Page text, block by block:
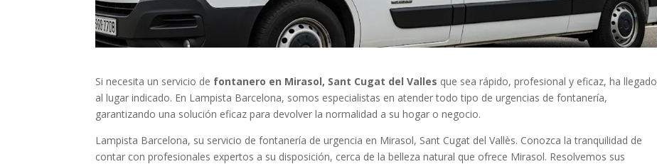
Si necesita un servicio de fontanero en Mirasol, Sant Cugat del Valles que sea rápido, profesional y eficaz, ha llegado
al lugar indicado. En Lampista Barcelona, somos especialistas en atender todo tipo de urgencias de fontanería,
garantizando una solución eficaz para devolver la normalidad a su hogar o negocio.
Lampista Barcelona, su servicio de fontanería de urgencia en Mirasol, Sant Cugat del Vallès. Conozca la tranquilidad de
contar con profesionales expertos a su disposición, cerca de la belleza natural que ofrece Mirasol. Resolvemos sus